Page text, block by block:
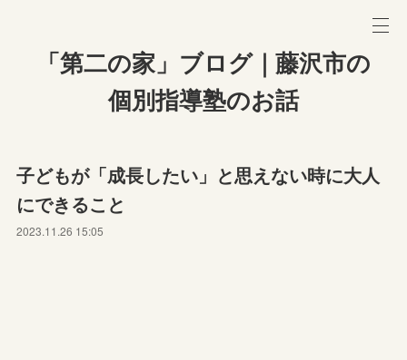
「第二の家」ブログ｜藤沢市の
個別指導塾のお話
子どもが「成長したい」と思えない時に大人
にできること
2023.11.26 15:05